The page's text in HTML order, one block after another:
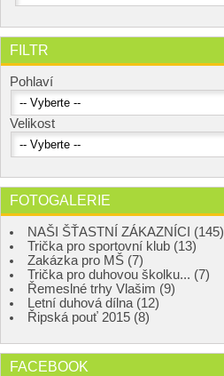
FILTR
Pohlaví
Velikost
FOTOGALERIE
NAŠI ŠŤASTNÍ ZÁKAZNÍCI (145)
Trička pro sportovní klub (13)
Zakázka pro MŠ (7)
Trička pro duhovou školku... (7)
Řemeslné trhy Vlašim (9)
Letní duhová dílna (12)
Řipská pouť 2015 (8)
FACEBOOK